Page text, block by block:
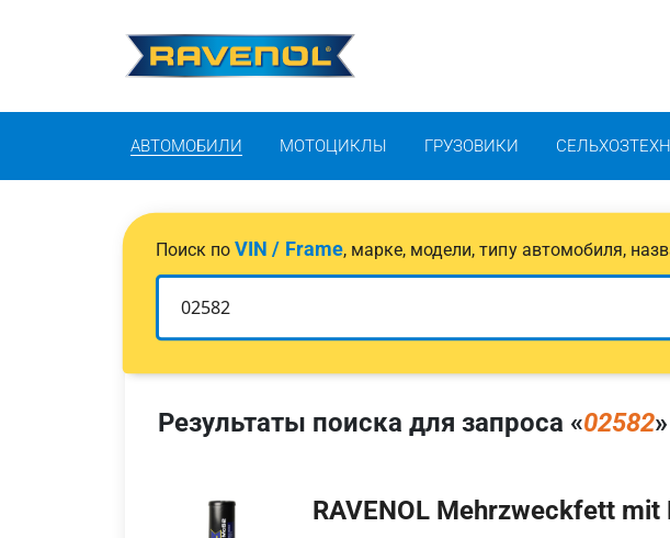
АВТОМОБИЛИ МОТОЦИКЛЫ ГРУЗОВИКИ
Поиск поVIN / Frame, марке, модели, типу автомобиля,
Результаты поиска для запроса «02582»
RAVENOL Mehrzweckfett mit